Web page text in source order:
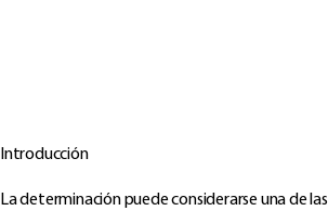
Introducción
La determinación puede considerarse una de